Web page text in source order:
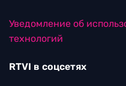
Уведомление об
технологий
RTVI в соцсетях